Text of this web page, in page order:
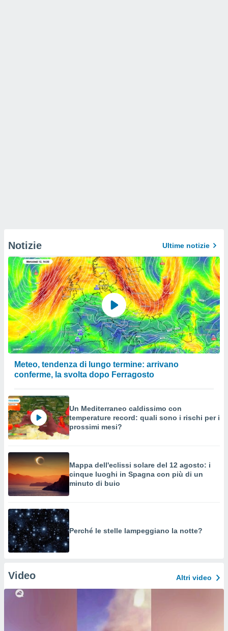
Notizie Ultime notizie
Meteo, tendenza di lungo termine: arrivano
conferme, la svolta dopo Ferragosto
Un Mediterraneo caldissimo con
temperature record: quali sono i rischi per i
prossimi mesi?
Mappa dell'eclissi solare del 12 agosto: i
cinque luoghi in Spagna con più di un
minuto di buio
Perché le stelle lampeggiano la notte?
Video Altri video